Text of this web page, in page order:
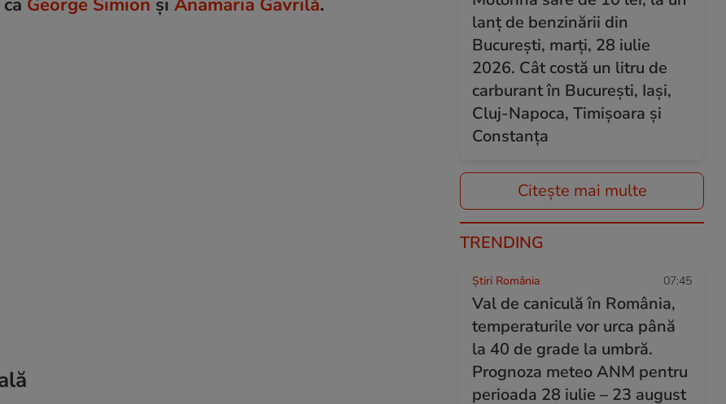
George Simion și Anamaria Gavrilă.
lanț de benzinării din
București, marți, 28 iulie
2026. Cât costă un litru de
carburant în București, Iași,
Cluj-Napoca, Timișoara și
Constanța
Citește mai multe
TRENDING
Știri România 07:45
Val de caniculă în România,
temperaturile vor urca până
la 40 de grade la umbră.
Prognoza meteo ANM pentru
perioada 28 iulie – 23 august